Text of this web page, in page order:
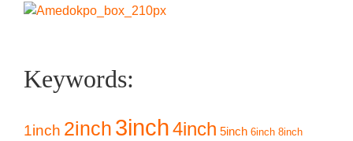
Keywords:
1inch 2inch 3inch4inch 5inch 6inch 8inch